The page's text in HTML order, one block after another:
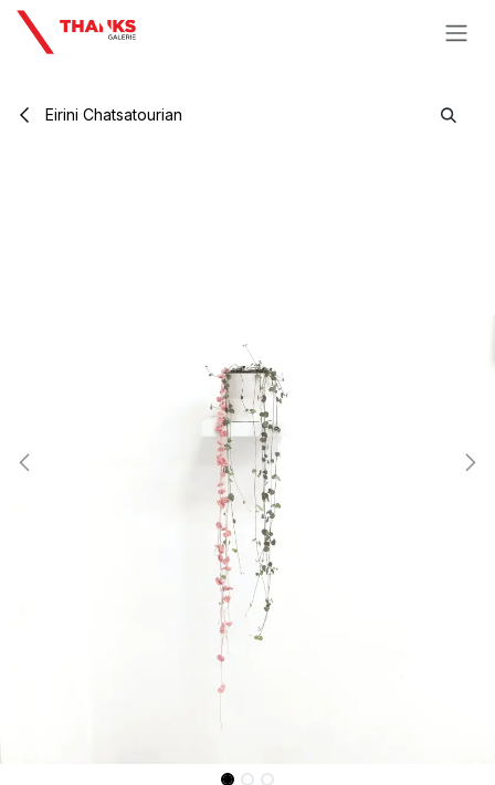
Se rendre au contenu
Eirini Chatsatourian